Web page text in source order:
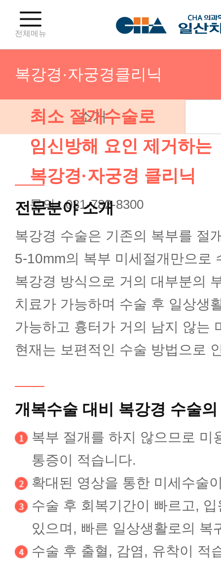
전체메뉴
복강경·자궁경클리닉
성조숙증클리닉
성장클리닉
소아비만클리닉
신생아추적관리클리닉
신생아집중치료클리닉
영유아건강검진
소아심장클리닉
켈로이드치료클리닉
자궁근종 원스톱 클리닉
면역클리닉
시험관아기클리닉
소개
최소 절개수술로
임신방해 요인 제거하는
복강경·자궁경 클리닉
문의 : 031-782-8300
전문분야 소개
복강경 수술은 기존의 복부를 절
5-10mm의 복부 미세절개만으로
복강경 방식으로 거의 대부분의
치료가 가능하며 수술 후 일상생
가능하고 흉터가 거의 남지 않는
현재는 보편적인 수술 방법으로
개복수술 대비 복강경 수술
복부 절개를 하지 않으므로 미
통증이 적습니다.
확대된 영상을 통한 미세수술
수술 후 회복기간이 빠르고,
있으며, 빠른 일상생활로의 복
수술 후 출혈, 감염, 유착이 적